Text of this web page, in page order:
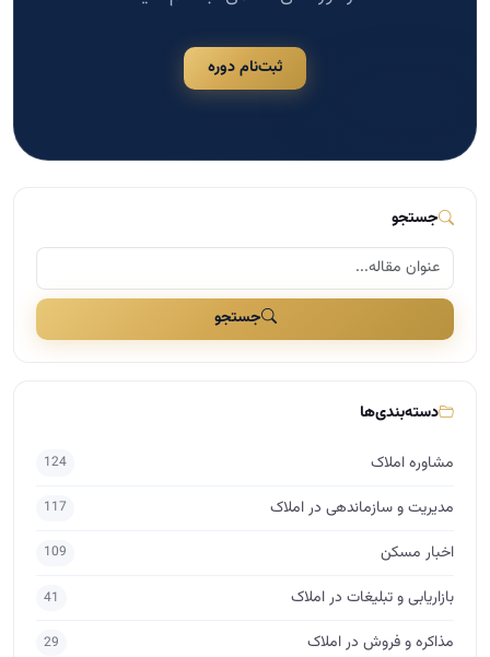
ثبت‌نام دوره
جستجو
جستجو
دسته‌بندی‌ها
مشاوره املاک 124
مدیریت و سازماندهی در املاک 117
اخبار مسکن 109
بازاریابی و تبلیغات در املاک 41
مذاکره و فروش در املاک 29